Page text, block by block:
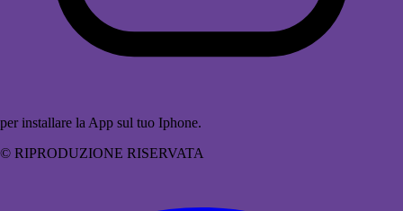
per installare la App sul tuo Iphone.
© RIPRODUZIONE RISERVATA